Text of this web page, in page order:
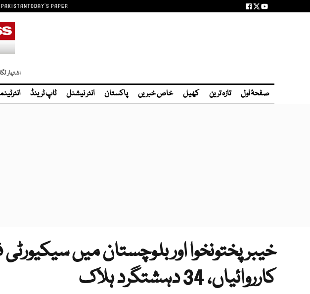
TODAY'S PAPER
اشتہار
صفحۂ اول تازہ ترین کھیل خاص خبریں پاکستان انٹر نیشنل ٹاپ ٹرینڈ
خیبر پختونخوا اور بلوچستان میں
کارروائیاں، 34 دہشتگرد ہلاک